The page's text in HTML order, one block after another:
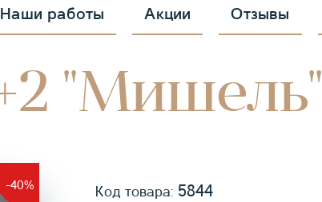
Наши работы Акции Отзывы
"Мишель"
-40% Код товара: 5844